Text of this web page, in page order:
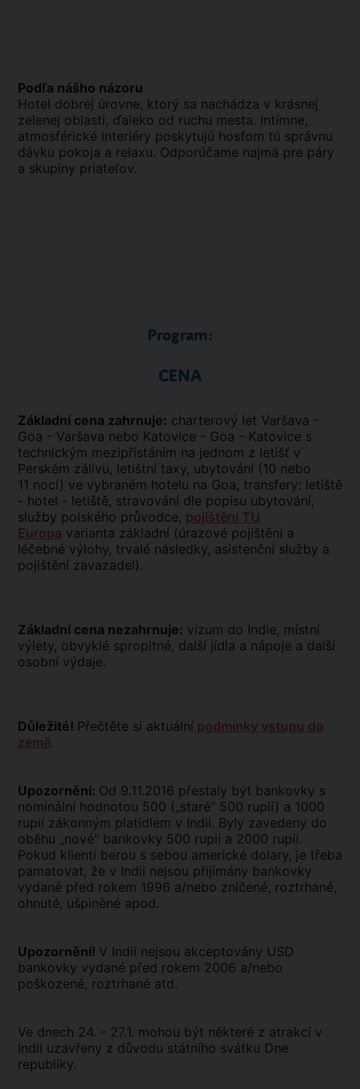
Podľa nášho názoru
Hotel dobrej úrovne, ktorý sa nachádza v krásnej
zelenej oblasti, ďaleko od ruchu mesta. Intímne,
atmosférické interiéry poskytujú hosťom tú správnu
dávku pokoja a relaxu. Odporúčame najmä pre páry
a skupiny priateľov.
Program:
CENA
Základní cena zahrnuje: charterový let Varšava -
Goa - Varšava nebo Katovice - Goa - Katovice s
technickým mezipřistáním na jednom z letišť v
Perském zálivu, letištní taxy, ubytování (10 nebo
11 nocí) ve vybraném hotelu na Goa, transfery: letiště
- hotel - letiště, stravování dle popisu ubytování,
služby polského průvodce, pojištění TU
Europa varianta základní (úrazové pojištění a
léčebné výlohy, trvalé následky, asistenční služby a
pojištění zavazadel).
Základní cena nezahrnuje: vízum do Indie, místní
výlety, obvyklé spropitné, další jídla a nápoje a další
osobní výdaje.
Důležité! Přečtěte si aktuální podmínky vstupu do
země.
Upozornění: Od 9.11.2016 přestaly být bankovky s
nominální hodnotou 500 („staré“ 500 rupií) a 1000
rupií zákonným platidlem v Indii. Byly zavedeny do
oběhu „nové“ bankovky 500 rupií a 2000 rupií.
Pokud klienti berou s sebou americké dolary, je třeba
pamatovat, že v Indii nejsou přijímány bankovky
vydané před rokem 1996 a/nebo zničené, roztrhané,
ohnuté, ušpiněné apod.
Upozornění! V Indii nejsou akceptovány USD
bankovky vydané před rokem 2006 a/nebo
poškozené, roztrhané atd.
Ve dnech 24. - 27.1. mohou být některé z atrakcí v
Indii uzavřeny z důvodu státního svátku Dne
republiky.